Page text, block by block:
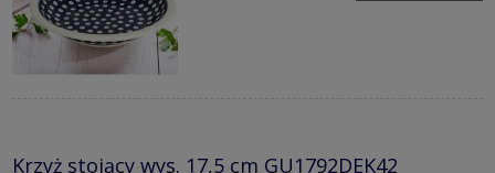
Krzyż stojący wys. 17,5 cm GU1792DEK42